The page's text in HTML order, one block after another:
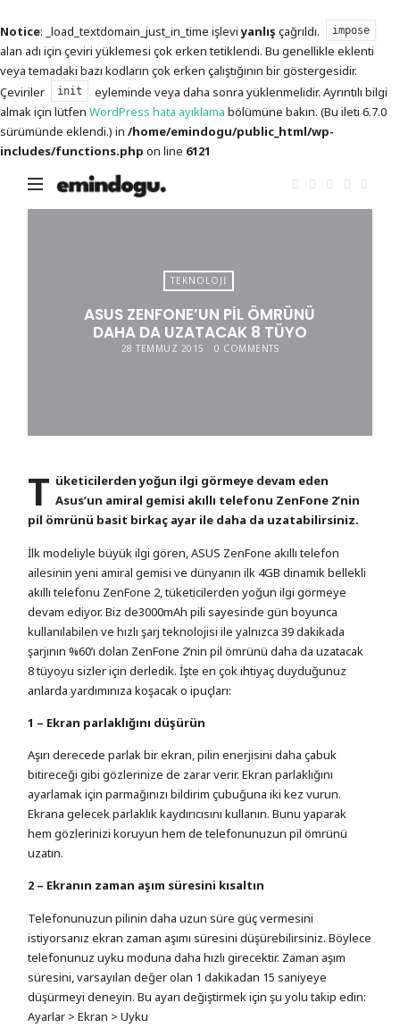
Notice: _load_textdomain_just_in_time işleviyanlış çağrıldı. impose
alan adı için çeviri yüklemesi çok erken tetiklendi. Bu genellikle eklenti
veya temadaki bazı kodların çok erken çalıştığının bir göstergesidir.
Çeviriler
init
eyleminde veya daha sonra yüklenmelidir. Ayrıntılı bilgi
almak için lütfen WordPress hata ayıklama bölümüne bakın. (Bu ileti 6.7.0
sürümünde eklendi.) in /home/emindogu/public_html/wp-
includes/functions.php on line 6121
Emin
Doğu
TEKNOLOJI
ASUS ZENFONE’UN PIL ÖMRÜNÜ
DAHA DA UZATACAK 8 TÜYO
28 TEMMUZ 2015 0 COMMENTS
T üketicilerden yoğun ilgi görmeye devam eden
Asus’un amiral gemisi akıllı telefonu ZenFone 2’nin
pil ömrünü basit birkaç ayar ile daha da uzatabilirsiniz.
İlk modeliyle büyük ilgi gören, ASUS ZenFone akıllı telefon
ailesinin yeni amiral gemisi ve dünyanın ilk 4GB dinamik bellekli
akıllı telefonu ZenFone 2, tüketicilerden yoğun ilgi görmeye
devam ediyor. Biz de3000mAh pili sayesinde gün boyunca
kullanılabilen ve hızlı şarj teknolojisi ile yalnızca 39 dakikada
şarjının %60’ı dolan ZenFone 2’nin pil ömrünü daha da uzatacak
8 tüyoyu sizler için derledik. İşte en çok ihtiyaç duyduğunuz
anlarda yardımınıza koşacak o ipuçları:
1 – Ekran parlaklığını düşürün
Aşırı derecede parlak bir ekran, pilin enerjisini daha çabuk
bitireceği gibi gözlerinize de zarar verir. Ekran parlaklığını
ayarlamak için parmağınızı bildirim çubuğuna iki kez vurun.
Ekrana gelecek parlaklık kaydırıcısını kullanın. Bunu yaparak
hem gözlerinizi koruyun hem de telefonunuzun pil ömrünü
uzatın.
2 – Ekranın zaman aşım süresini kısaltın
Telefonunuzun pilinin daha uzun süre güç vermesini
istiyorsanız ekran zaman aşımı süresini düşürebilirsiniz. Böylece
telefonunuz uyku moduna daha hızlı girecektir. Zaman aşım
süresini, varsayılan değer olan 1 dakikadan 15 saniyeye
düşürmeyi deneyin. Bu ayarı değiştirmek için şu yolu takip edin:
Ayarlar > Ekran > Uyku